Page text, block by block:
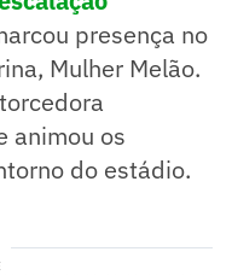
presença no
Mulher Melão.
animou os
do estádio.